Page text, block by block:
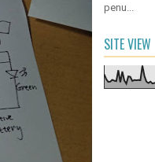
penu...
SITE VIEW